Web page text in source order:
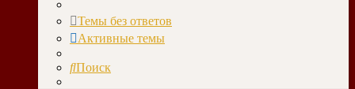
Темы без ответов
Активные темы
Поиск